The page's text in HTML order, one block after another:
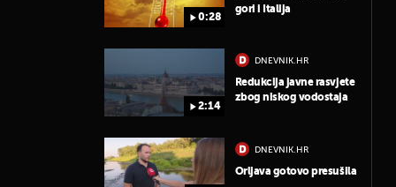
0:28
gori i Italija
2:14
DNEVNIK.HR
Redukcija javne rasvjete
zbog niskog vodostaja
DNEVNIK.HR
Orljava gotovo presušila